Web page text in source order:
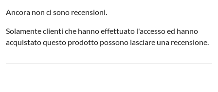
Ancora non ci sono recensioni.
Solamente clienti che hanno effettuato l'accesso ed hanno
acquistato questo prodotto possono lasciare una recensione.